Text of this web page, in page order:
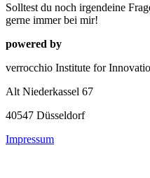
Solltest du noch irgendeine
gerne immer bei mir!
powered by
verrocchio Institute for
Alt Niederkassel 67
40547 Düsseldorf
Impressum